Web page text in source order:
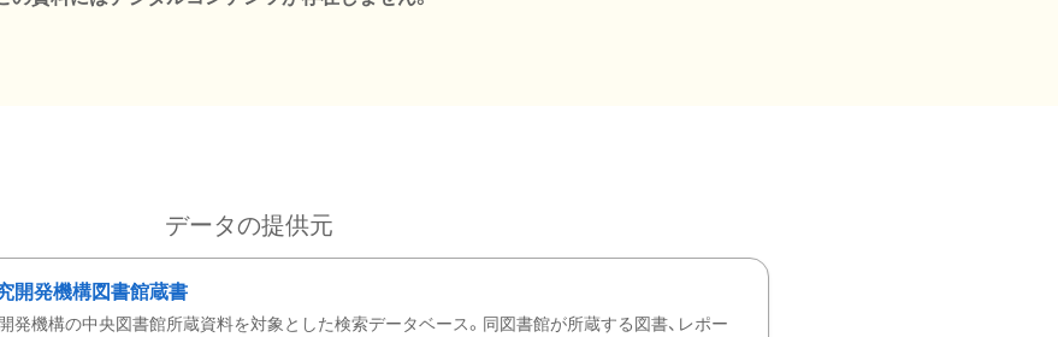
データの提供元
開発機構図書館蔵書
発機構の中央図書館所蔵資料を対象とした検索データベース。同図書館が所蔵する図書、レポー